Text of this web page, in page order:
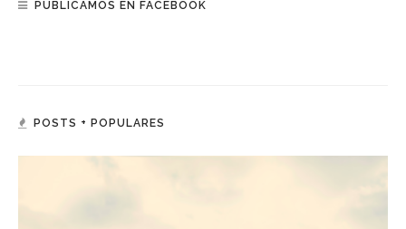
PUBLICAMOS EN FACEBOOK
POSTS + POPULARES